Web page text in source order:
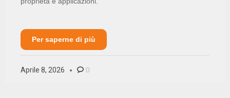
Per saperne di più
Aprile 8, 2026 0